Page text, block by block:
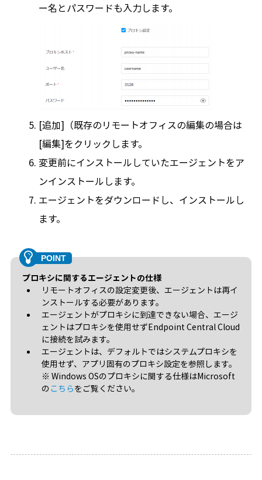
ー名とパスワードも入力します。
[追加]（既存のリモートオフィスの編集の場合は
[編集]をクリックします。
変更前にインストールしていたエージェントをア
ンインストールします。
エージェントをダウンロードし、インストールし
ます。
プロキシに関するエージェントの仕様
リモートオフィスの設定変更後、エージェントは再イ
ンストールする必要があります。
エージェントがプロキシに到達できない場合、エージ
ェントはプロキシを使用せずEndpoint Central Cloud
に接続を試みます。
エージェントは、デフォルトではシステムプロキシを
使用せず、アプリ固有のプロキシ設定を参照します。
※ Windows OSのプロキシに関する仕様はMicrosoft
のこちらをご覧ください。